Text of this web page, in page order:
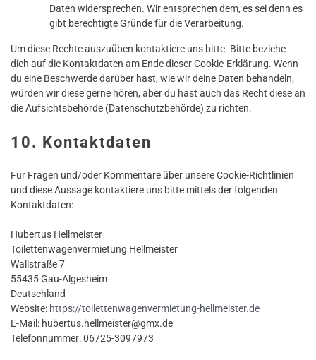
Daten widersprechen. Wir entsprechen dem, es sei denn es
gibt berechtigte Gründe für die Verarbeitung.
Um diese Rechte auszuüben kontaktiere uns bitte. Bitte beziehe
dich auf die Kontaktdaten am Ende dieser Cookie-Erklärung. Wenn
du eine Beschwerde darüber hast, wie wir deine Daten behandeln,
würden wir diese gerne hören, aber du hast auch das Recht diese an
die Aufsichtsbehörde (Datenschutzbehörde) zu richten.
10. Kontaktdaten
Für Fragen und/oder Kommentare über unsere Cookie-Richtlinien
und diese Aussage kontaktiere uns bitte mittels der folgenden
Kontaktdaten:
Hubertus Hellmeister
Toilettenwagenvermietung Hellmeister
Wallstraße 7
55435 Gau-Algesheim
Deutschland
Website: https://toilettenwagenvermietung-hellmeister.de
E-Mail: hubertus.hellmeister@gmx.de
Telefonnummer: 06725-3097973